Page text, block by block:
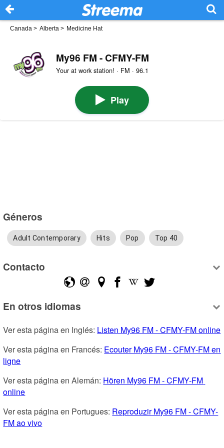
Canada > Alberta > Medicine Hat
My96 FM - CFMY-FM
Your at work station! · FM · 96.1
Play
Géneros
Adult Contemporary Hits Pop Top 40
Contacto
En otros idiomas
Ver esta página en Inglés: Listen My96 FM - CFMY-FM online
Ver esta página en Francés: Ecouter My96 FM - CFMY-FM en
ligne
Ver esta página en Alemán: Hören My96 FM - CFMY-FM
online
Ver esta página en Portugues: Reproduzir My96 FM - CFMY-
FM ao vivo